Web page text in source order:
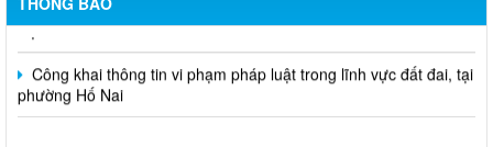
Công khai thông tin vi phạm pháp luật trong lĩnh vực đất đai, tại
phường Hố Nai